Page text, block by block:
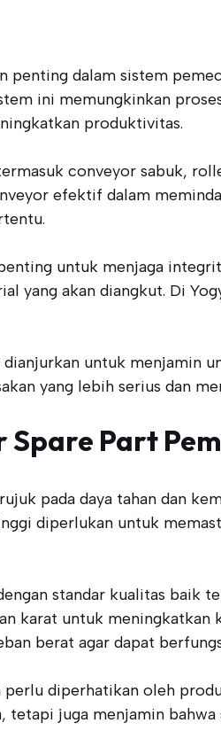
penting dalam sistem
ini memungkinkan
produktivitas.
conveyor sabuk,
efektif dalam
untuk menjaga
yang akan diangkut. Di
untuk menjamin
yang lebih serius dan
Part
pada daya tahan dan
diperlukan untuk
standar kualitas
karat untuk meningkatkan
berat agar dapat
diperhatikan oleh
tetapi juga menjamin